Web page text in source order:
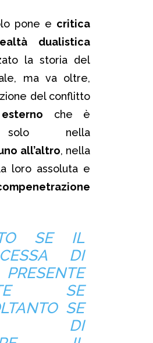
pone e critica
dualistica
la storia del
ma va oltre,
del conflitto
esterno che è
solo nella
all’altro, nella
loro assoluta e
SE IL
DI
SE
SE
DI